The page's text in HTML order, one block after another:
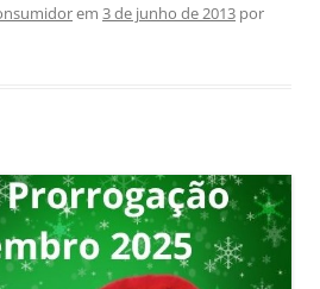
em 3 de junho de 2013 por